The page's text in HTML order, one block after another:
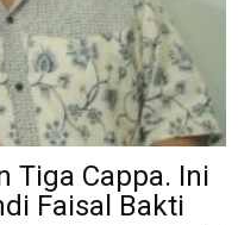
Tiga Cappa. Ini
Faisal Bakti